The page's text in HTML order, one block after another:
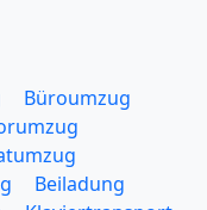
Büroumzug
Beiladung